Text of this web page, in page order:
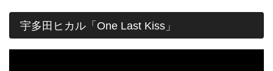
宇多田ヒカル「One Last Kiss」